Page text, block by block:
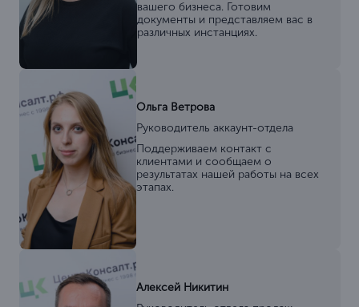
вашего бизнеса. Готовим
документы и представляем вас в
различных инстанциях.
Ольга Ветрова
Руководитель аккаунт-отдела
Поддерживаем контакт с
клиентами и сообщаем о
результатах нашей работы на всех
этапах.
Алексей Никитин